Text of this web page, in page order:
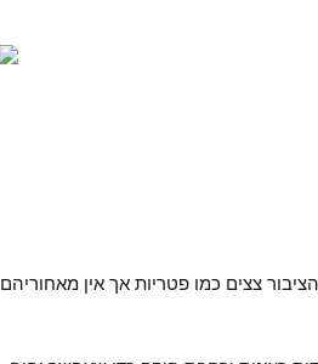
צצים כמו פטריות אך אין מאחוריהם